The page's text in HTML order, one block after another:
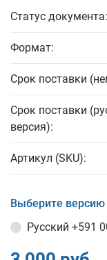
Статус документа:
Формат:
Срок поставки
Срок поставки
версия):
Артикул (SKU):
Выберите версию
Русский +591